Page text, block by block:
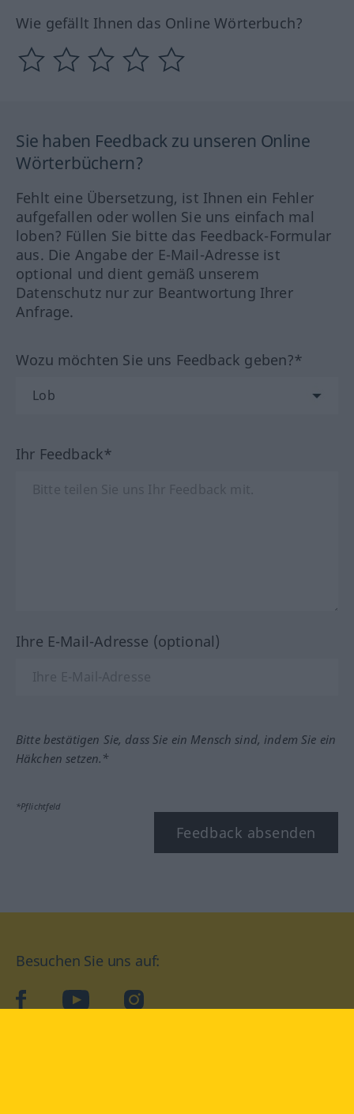
Wie gefällt Ihnen das Online Wörterbuch?
Sie haben Feedback zu unseren Online
Wörterbüchern?
Fehlt eine Übersetzung, ist Ihnen ein Fehler
aufgefallen oder wollen Sie uns einfach mal
loben? Füllen Sie bitte das Feedback-Formular
aus. Die Angabe der E-Mail-Adresse ist
optional und dient gemäß unserem
Datenschutz nur zur Beantwortung Ihrer
Anfrage.
Wozu möchten Sie uns Feedback geben?*
Ihr Feedback*
Ihre E-Mail-Adresse (optional)
Bitte bestätigen Sie, dass Sie ein Mensch sind, indem Sie ein
Häkchen setzen.*
*Pflichtfeld
Feedback absenden
Besuchen Sie uns auf:
facebookYouTube Instagram